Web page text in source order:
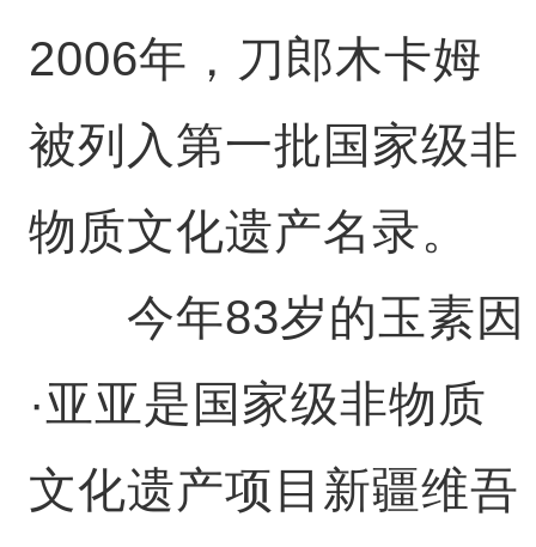
2006年，刀郎木卡姆
被列入第一批国家级非
物质文化遗产名录。
今年83岁的玉素因
·亚亚是国家级非物质
文化遗产项目新疆维吾